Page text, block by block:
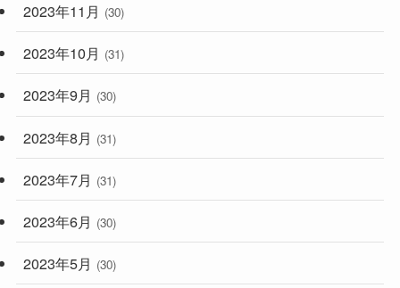
2023年11月 (30)
2023年10月 (31)
2023年9月 (30)
2023年8月 (31)
2023年7月 (31)
2023年6月 (30)
2023年5月 (30)